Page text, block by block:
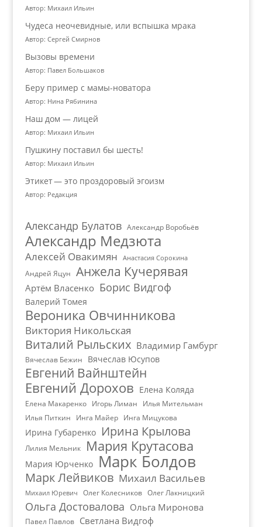
Автор: Михаил Ильин
Чудеса неочевидные, или вспышка мрака
Автор: Сергей Смирнов
Вызовы времени
Автор: Павел Большаков
Беру пример с мамы-новатора
Автор: Нина Рябинина
Наш дом — лицей
Автор: Михаил Ильин
Пушкину поставил бы шесть!
Автор: Михаил Ильин
Этикет — это проздоровый эгоизм
Автор: Редакция
Александр Булатов Александр Воробьёв
Александр Медзюта
Алексей Овакимян Анастасия Сорокина
Андрей Яцун Анжела Кучерявая
Артём Власенко Борис Видгоф
Валерий Томея
Вероника Овчинникова
Виктория Никольская
Виталий Рыльских Владимир Гамбург
Вячеслав Бежин Вячеслав Юсупов
Евгений Вайнштейн
Евгений Дорохов Елена Коляда
Елена Макаренко Игорь Лиман
Илья Мительман
Илья Питкин
Инга Майер Инга Мицукова
Ирина Губаренко Ирина Крылова
Лилия Мельник Мария Крутасова
Мария Юрченко Марк Болдов
Марк Лейвиков Михаил Васильев
Михаил Юревич Олег Колесников Олег Лакницкий
Ольга Достовалова Ольга Миронова
Павел Павлов Светлана Видгоф